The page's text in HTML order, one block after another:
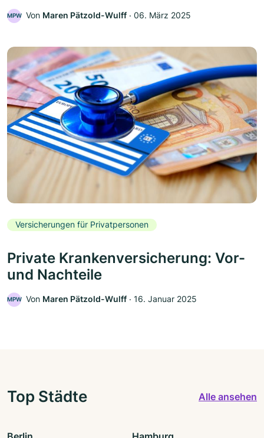
MPW Von Maren Pätzold-Wulff ‧ 06. März 2025
Versicherungen für Privatpersonen
Private Krankenversicherung: Vor-
und Nachteile
MPW Von Maren Pätzold-Wulff ‧ 16. Januar 2025
Top Städte Alle ansehen